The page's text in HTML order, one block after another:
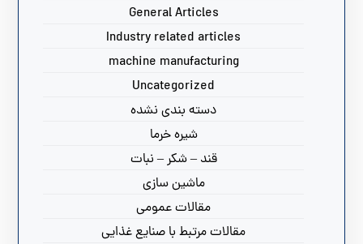
General Articles
Industry related articles
machine manufacturing
Uncategorized
دسته بندی نشده
شیره خرما
قند – شکر – نبات
ماشین سازی
مقالات عمومی
مقالات مرتبط با صنایع غذایی